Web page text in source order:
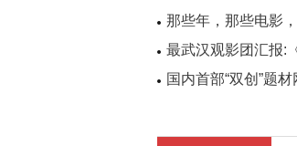
那些年，那些电影
最武汉观影团汇报:
国内首部“双创”题